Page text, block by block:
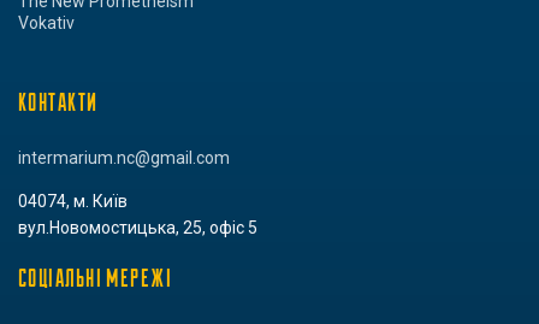
Vokativ
КОНТАКТИ
intermarium.nc@gmail.com
04074, м. Київ
вул.Новомостицька, 25, офіс 5
СОЦІАЛЬНІ МЕРЕЖІ